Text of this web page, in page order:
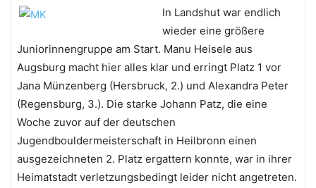
In Landshut war endlich
wieder eine größere
Juniorinnengruppe am Start. Manu Heisele aus
Augsburg macht hier alles klar und erringt Platz 1 vor
Jana Münzenberg (Hersbruck, 2.) und Alexandra Peter
(Regensburg, 3.). Die starke Johann Patz, die eine
Woche zuvor auf der deutschen
Jugendbouldermeisterschaft in Heilbronn einen
ausgezeichneten 2. Platz ergattern konnte, war in ihrer
Heimatstadt verletzungsbedingt leider nicht angetreten.